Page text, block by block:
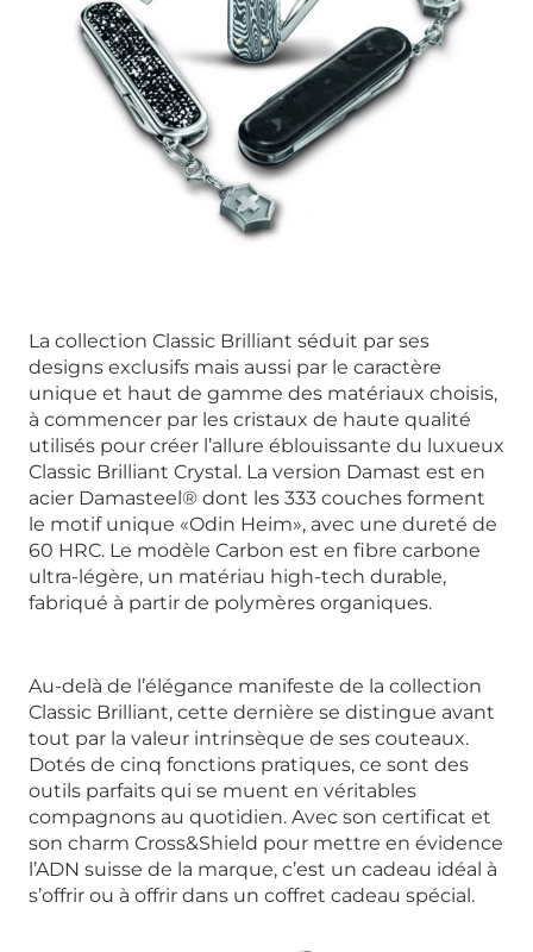
La collection Classic Brilliant séduit par ses
designs exclusifs mais aussi par le caractère
unique et haut de gamme des matériaux choisis,
à commencer par les cristaux de haute qualité
utilisés pour créer l’allure éblouissante du luxueux
Classic Brilliant Crystal. La version Damast est en
acier Damasteel® dont les 333 couches forment
le motif unique «Odin Heim», avec une dureté de
60 HRC. Le modèle Carbon est en fibre carbone
ultra-légère, un matériau high-tech durable,
fabriqué à partir de polymères organiques.
Au-delà de l’élégance manifeste de la collection
Classic Brilliant, cette dernière se distingue avant
tout par la valeur intrinsèque de ses couteaux.
Dotés de cinq fonctions pratiques, ce sont des
outils parfaits qui se muent en véritables
compagnons au quotidien. Avec son certificat et
son charm Cross&Shield pour mettre en évidence
l’ADN suisse de la marque, c’est un cadeau idéal à
s’offrir ou à offrir dans un coffret cadeau spécial.